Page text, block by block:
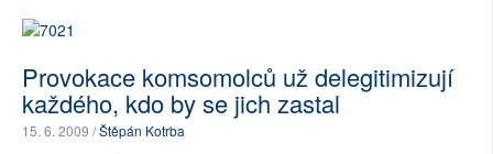
Provokace komsomolců už delegitimizují
každého, kdo by se jich zastal
15. 6. 2009 /Štěpán Kotrba